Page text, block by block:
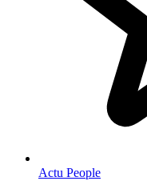
Actu People